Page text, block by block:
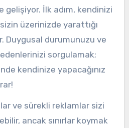
gelişiyor. İlk adım, kendinizi
üzerinizde yarattığı
durumunuzu ve
sorgulamak;
kendinize yapacağınız
ve sürekli reklamlar sizi
ancak sınırlar koymak